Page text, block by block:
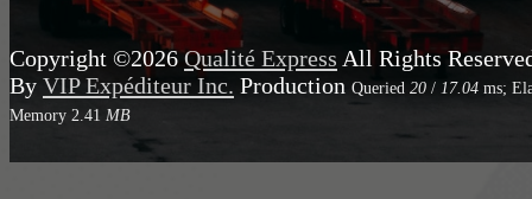
Copyright ©2026Qualité Express All Rights
By VIP Expéditeur Inc. Production Queried 20 / 17.04 ms;
Memory 2.41 MB